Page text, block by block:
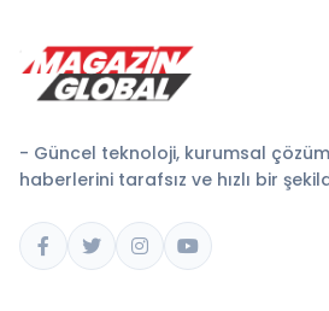
- Güncel teknoloji, kurumsal
haberlerini tarafsız ve hızlı bir